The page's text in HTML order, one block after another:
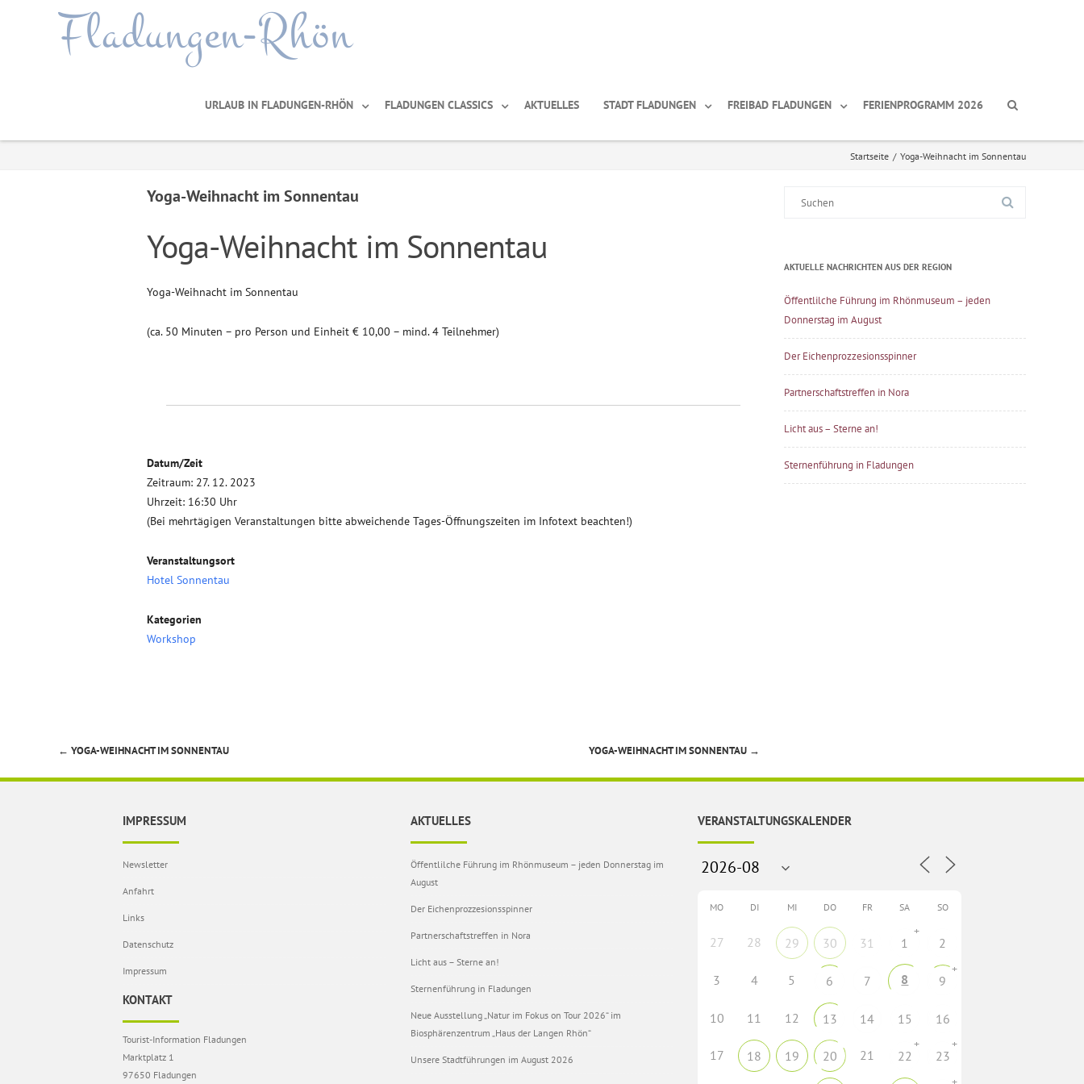
Fladungen-Rhön
URLAUB IN FLADUNGEN-RHÖN FLADUNGEN CLASSICS AKTUELLES STADT FLADUNGEN FREIBAD FLADUNGEN FERIENPROGRAMM 2026
Startseite / Yoga-Weihnacht im Sonnentau
Yoga-Weihnacht im Sonnentau
Yoga-Weihnacht im Sonnentau
Yoga-Weihnacht im Sonnentau
(ca. 50 Minuten – pro Person und Einheit € 10,00 – mind. 4 Teilnehmer)
Datum/Zeit
Zeitraum: 27. 12. 2023
Uhrzeit: 16:30 Uhr
(Bei mehrtägigen Veranstaltungen bitte abweichende Tages-Öffnungszeiten im Infotext beachten!)
Veranstaltungsort
Hotel Sonnentau
Kategorien
Workshop
Beitragsnavigation
← YOGA-WEIHNACHT IM SONNENTAU YOGA-WEIHNACHT IM SONNENTAU →
AKTUELLE NACHRICHTEN AUS DER REGION
Öffentlilche Führung im Rhönmuseum – jeden
Donnerstag im August
Der Eichenprozzesionsspinner
Partnerschaftstreffen in Nora
Licht aus – Sterne an!
Sternenführung in Fladungen
IMPRESSUM
Newsletter
Anfahrt
Links
Datenschutz
Impressum
KONTAKT
Tourist-Information Fladungen
Marktplatz 1
97650 Fladungen
AKTUELLES
Öffentlilche Führung im Rhönmuseum – jeden Donnerstag im
August
Der Eichenprozzesionsspinner
Partnerschaftstreffen in Nora
Licht aus – Sterne an!
Sternenführung in Fladungen
Neue Ausstellung „Natur im Fokus on Tour 2026“ im
Biosphärenzentrum „Haus der Langen Rhön“
Unsere Stadtführungen im August 2026
VERANSTALTUNGSKALENDER
MO DI MI DO FR SA SO
27 28 29 30 31 1
+
2
3 4 5 6 7 8 9
+
10 11 12 13 14 15 16
17 18 19 20 21 22
+
23
+